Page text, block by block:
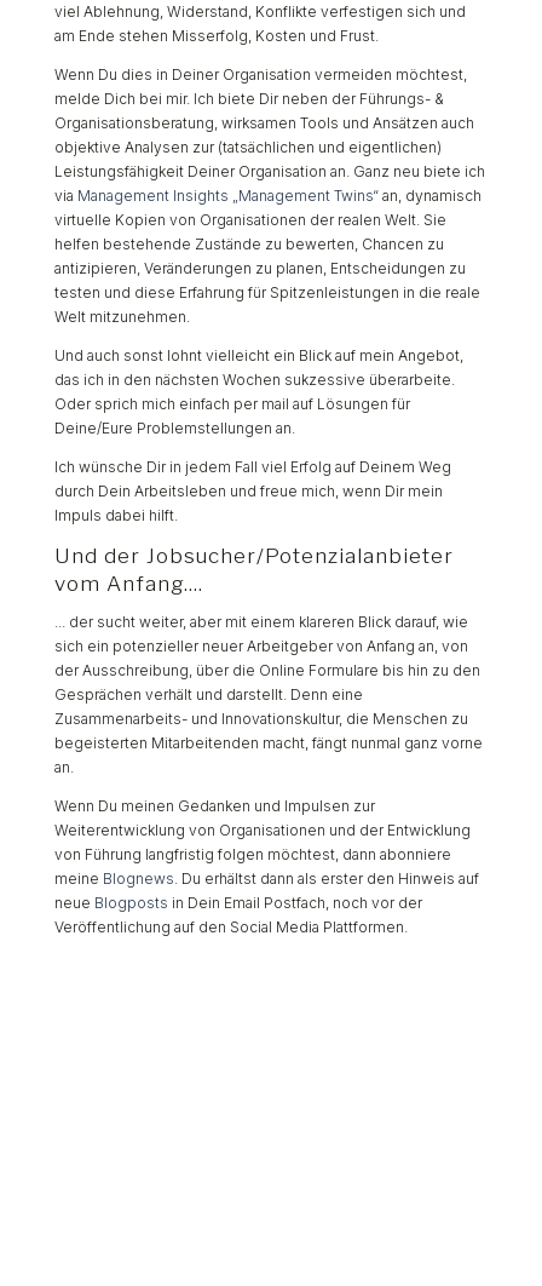
viel Ablehnung, Widerstand, Konflikte verfestigen sich und
am Ende stehen Misserfolg, Kosten und Frust.
Wenn Du dies in Deiner Organisation vermeiden möchtest,
melde Dich bei mir. Ich biete Dir neben der Führungs- &
Organisationsberatung, wirksamen Tools und Ansätzen auch
objektive Analysen zur (tatsächlichen und eigentlichen)
Leistungsfähigkeit Deiner Organisation an. Ganz neu biete ich
via Management Insights „Management Twins“an, dynamisch
virtuelle Kopien von Organisationen der realen Welt. Sie
helfen bestehende Zustände zu bewerten, Chancen zu
antizipieren, Veränderungen zu planen, Entscheidungen zu
testen und diese Erfahrung für Spitzenleistungen in die reale
Welt mitzunehmen.
Und auch sonst lohnt vielleicht ein Blick auf mein Angebot,
das ich in den nächsten Wochen sukzessive überarbeite.
Oder sprich mich einfach per mail auf Lösungen für
Deine/Eure Problemstellungen an.
Ich wünsche Dir in jedem Fall viel Erfolg auf Deinem Weg
durch Dein Arbeitsleben und freue mich, wenn Dir mein
Impuls dabei hilft.
Und der Jobsucher/Potenzialanbieter
vom Anfang....
... der sucht weiter, aber mit einem klareren Blick darauf, wie
sich ein potenzieller neuer Arbeitgeber von Anfang an, von
der Ausschreibung, über die Online Formulare bis hin zu den
Gesprächen verhält und darstellt. Denn eine
Zusammenarbeits- und Innovationskultur, die Menschen zu
begeisterten Mitarbeitenden macht, fängt nunmal ganz vorne
an.
Wenn Du meinen Gedanken und Impulsen zur
Weiterentwicklung von Organisationen und der Entwicklung
von Führung langfristig folgen möchtest, dann abonniere
meine Blognews . Du erhältst dann als erster den Hinweis auf
neue Blogposts in Dein Email Postfach, noch vor der
Veröffentlichung auf den Social Media Plattformen.